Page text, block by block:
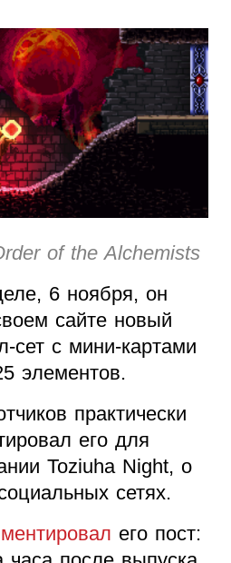
of the Alchemists
6 ноября, он
сайте новый
сет с мини-картами
элементов.
практически
его для
Toziuha Night, о
сетях.
его пост: